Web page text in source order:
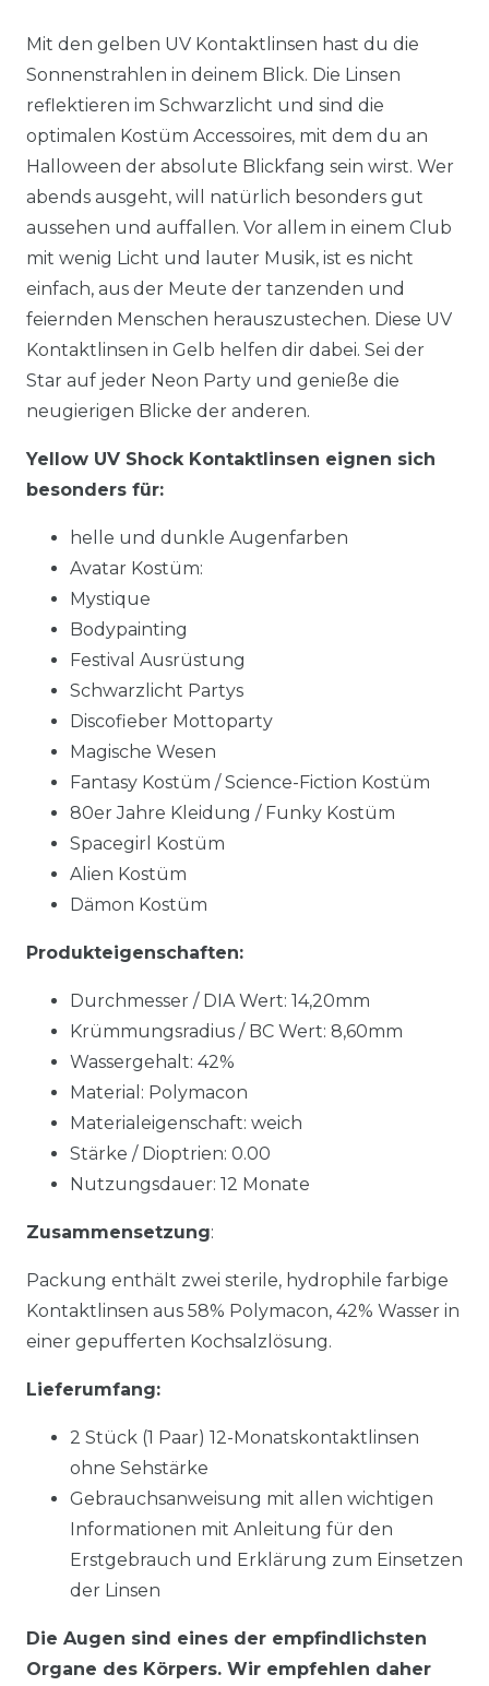
Mit den gelben UV Kontaktlinsen hast du die
Sonnenstrahlen in deinem Blick. Die Linsen
reflektieren im Schwarzlicht und sind die
optimalen Kostüm Accessoires, mit dem du an
Halloween der absolute Blickfang sein wirst. Wer
abends ausgeht, will natürlich besonders gut
aussehen und auffallen. Vor allem in einem Club
mit wenig Licht und lauter Musik, ist es nicht
einfach, aus der Meute der tanzenden und
feiernden Menschen herauszustechen. Diese UV
Kontaktlinsen in Gelb helfen dir dabei. Sei der
Star auf jeder Neon Party und genieße die
neugierigen Blicke der anderen.
Yellow UV Shock Kontaktlinsen eignen sich
besonders für:
helle und dunkle Augenfarben
Avatar Kostüm:
Mystique
Bodypainting
Festival Ausrüstung
Schwarzlicht Partys
Discofieber Mottoparty
Magische Wesen
Fantasy Kostüm / Science-Fiction Kostüm
80er Jahre Kleidung / Funky Kostüm
Spacegirl Kostüm
Alien Kostüm
Dämon Kostüm
Produkteigenschaften:
Durchmesser / DIA Wert: 14,20mm
Krümmungsradius / BC Wert: 8,60mm
Wassergehalt: 42%
Material: Polymacon
Materialeigenschaft: weich
Stärke / Dioptrien: 0.00
Nutzungsdauer: 12 Monate
Zusammensetzung:
Packung enthält zwei sterile, hydrophile farbige
Kontaktlinsen aus 58% Polymacon, 42% Wasser in
einer gepufferten Kochsalzlösung.
Lieferumfang:
2 Stück (1 Paar) 12-Monatskontaktlinsen
ohne Sehstärke
Gebrauchsanweisung mit allen wichtigen
Informationen mit Anleitung für den
Erstgebrauch und Erklärung zum Einsetzen
der Linsen
Die Augen sind eines der empfindlichsten
Organe des Körpers. Wir empfehlen daher